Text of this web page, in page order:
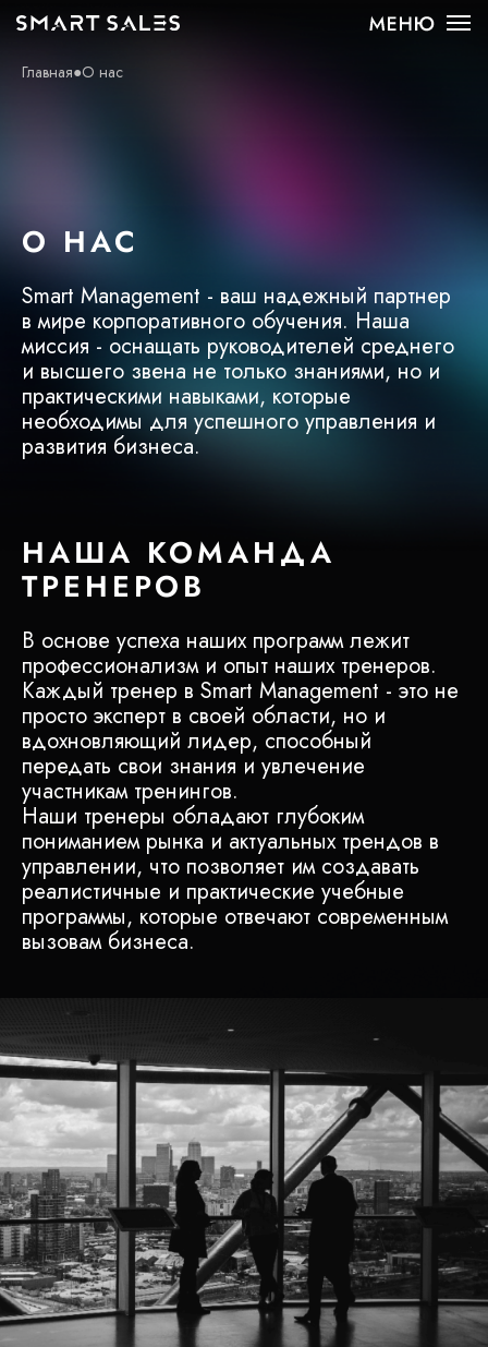
Главная●О нас
О НАС
Smart Management - ваш надежный партнер
в мире корпоративного обучения. Наша
миссия - оснащать руководителей среднего
и высшего звена не только знаниями, но и
практическими навыками, которые
необходимы для успешного управления и
развития бизнеса.
НАША КОМАНДА
ТРЕНЕРОВ
В основе успеха наших программ лежит
профессионализм и опыт наших тренеров.
Каждый тренер в Smart Management - это не
просто эксперт в своей области, но и
вдохновляющий лидер, способный
передать свои знания и увлечение
участникам тренингов.
Наши тренеры обладают глубоким
пониманием рынка и актуальных трендов в
управлении, что позволяет им создавать
реалистичные и практические учебные
программы, которые отвечают современным
вызовам бизнеса.